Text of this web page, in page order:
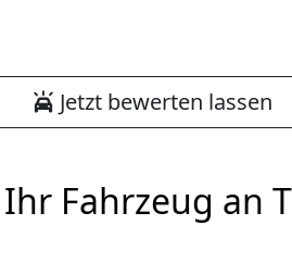
Jetzt bewerten lassen
Fahrzeug an